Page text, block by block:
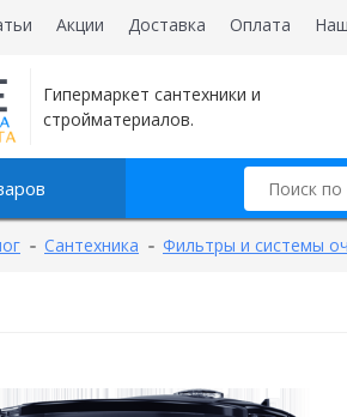
Акции Доставка Оплата
Гипермаркет сантехники и
стройматериалов.
Сантехника Фильтры и системы